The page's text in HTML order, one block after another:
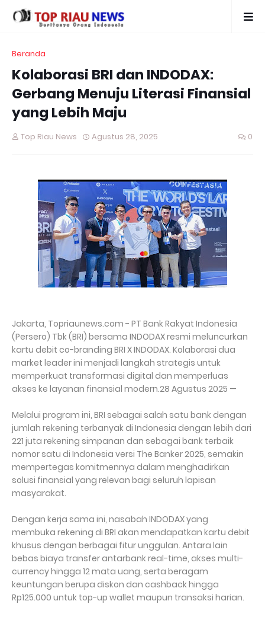
Beranda
Kolaborasi BRI dan INDODAX:
Gerbang Menuju Literasi Finansial
yang Lebih Maju
Top Riau News Agustus 28, 2025 0
Jakarta, Topriaunews.com - PT Bank Rakyat Indonesia
(Persero) Tbk (BRI) bersama INDODAX resmi meluncurkan
kartu debit co-branding BRI X INDODAX. Kolaborasi dua
market leader ini menjadi langkah strategis untuk
memperkuat transformasi digital dan memperluas
akses ke layanan finansial modern.28 Agustus 2025 —
Melalui program ini, BRI sebagai salah satu bank dengan
jumlah rekening terbanyak di Indonesia dengan lebih dari
221 juta rekening simpanan dan sebagai bank terbaik
nomor satu di Indonesia versi The Banker 2025, semakin
mempertegas komitmennya dalam menghadirkan
solusi finansial yang relevan bagi seluruh lapisan
masyarakat.
Dengan kerja sama ini, nasabah INDODAX yang
membuka rekening di BRI akan mendapatkan kartu debit
khusus dengan berbagai fitur unggulan. Antara lain
bebas biaya transfer antarbank real-time, akses multi-
currency hingga 12 mata uang, serta beragam
keuntungan berupa diskon dan cashback hingga
Rp125.000 untuk top-up wallet maupun transaksi harian.